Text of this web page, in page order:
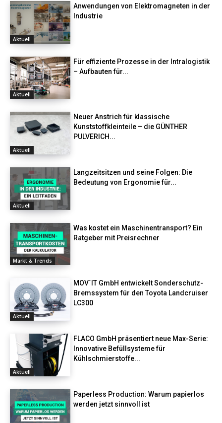
Aktuell
Anwendungen von Elektromagneten in der
Industrie
Aktuell
Für effiziente Prozesse in der Intralogistik
– Aufbauten für...
Aktuell
Neuer Anstrich für klassische
Kunststoffkleinteile – die GÜNTHER
PULVERICH...
Aktuell
Langzeitsitzen und seine Folgen: Die
Bedeutung von Ergonomie für...
Markt & Trends
Was kostet ein Maschinentransport? Ein
Ratgeber mit Preisrechner
Aktuell
MOV´IT GmbH entwickelt Sonderschutz-
Bremssystem für den Toyota Landcruiser
LC300
Aktuell
FLACO GmbH präsentiert neue Max-Serie:
Innovative Befüllsysteme für
Kühlschmierstoffe...
Paperless Production: Warum papierlos
werden jetzt sinnvoll ist